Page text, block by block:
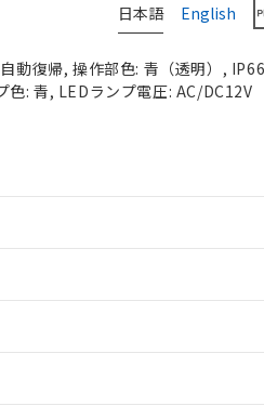
日本語 English
動復帰, 操作部色: 青（透明）,
: 青, LEDランプ電圧: AC/DC12V